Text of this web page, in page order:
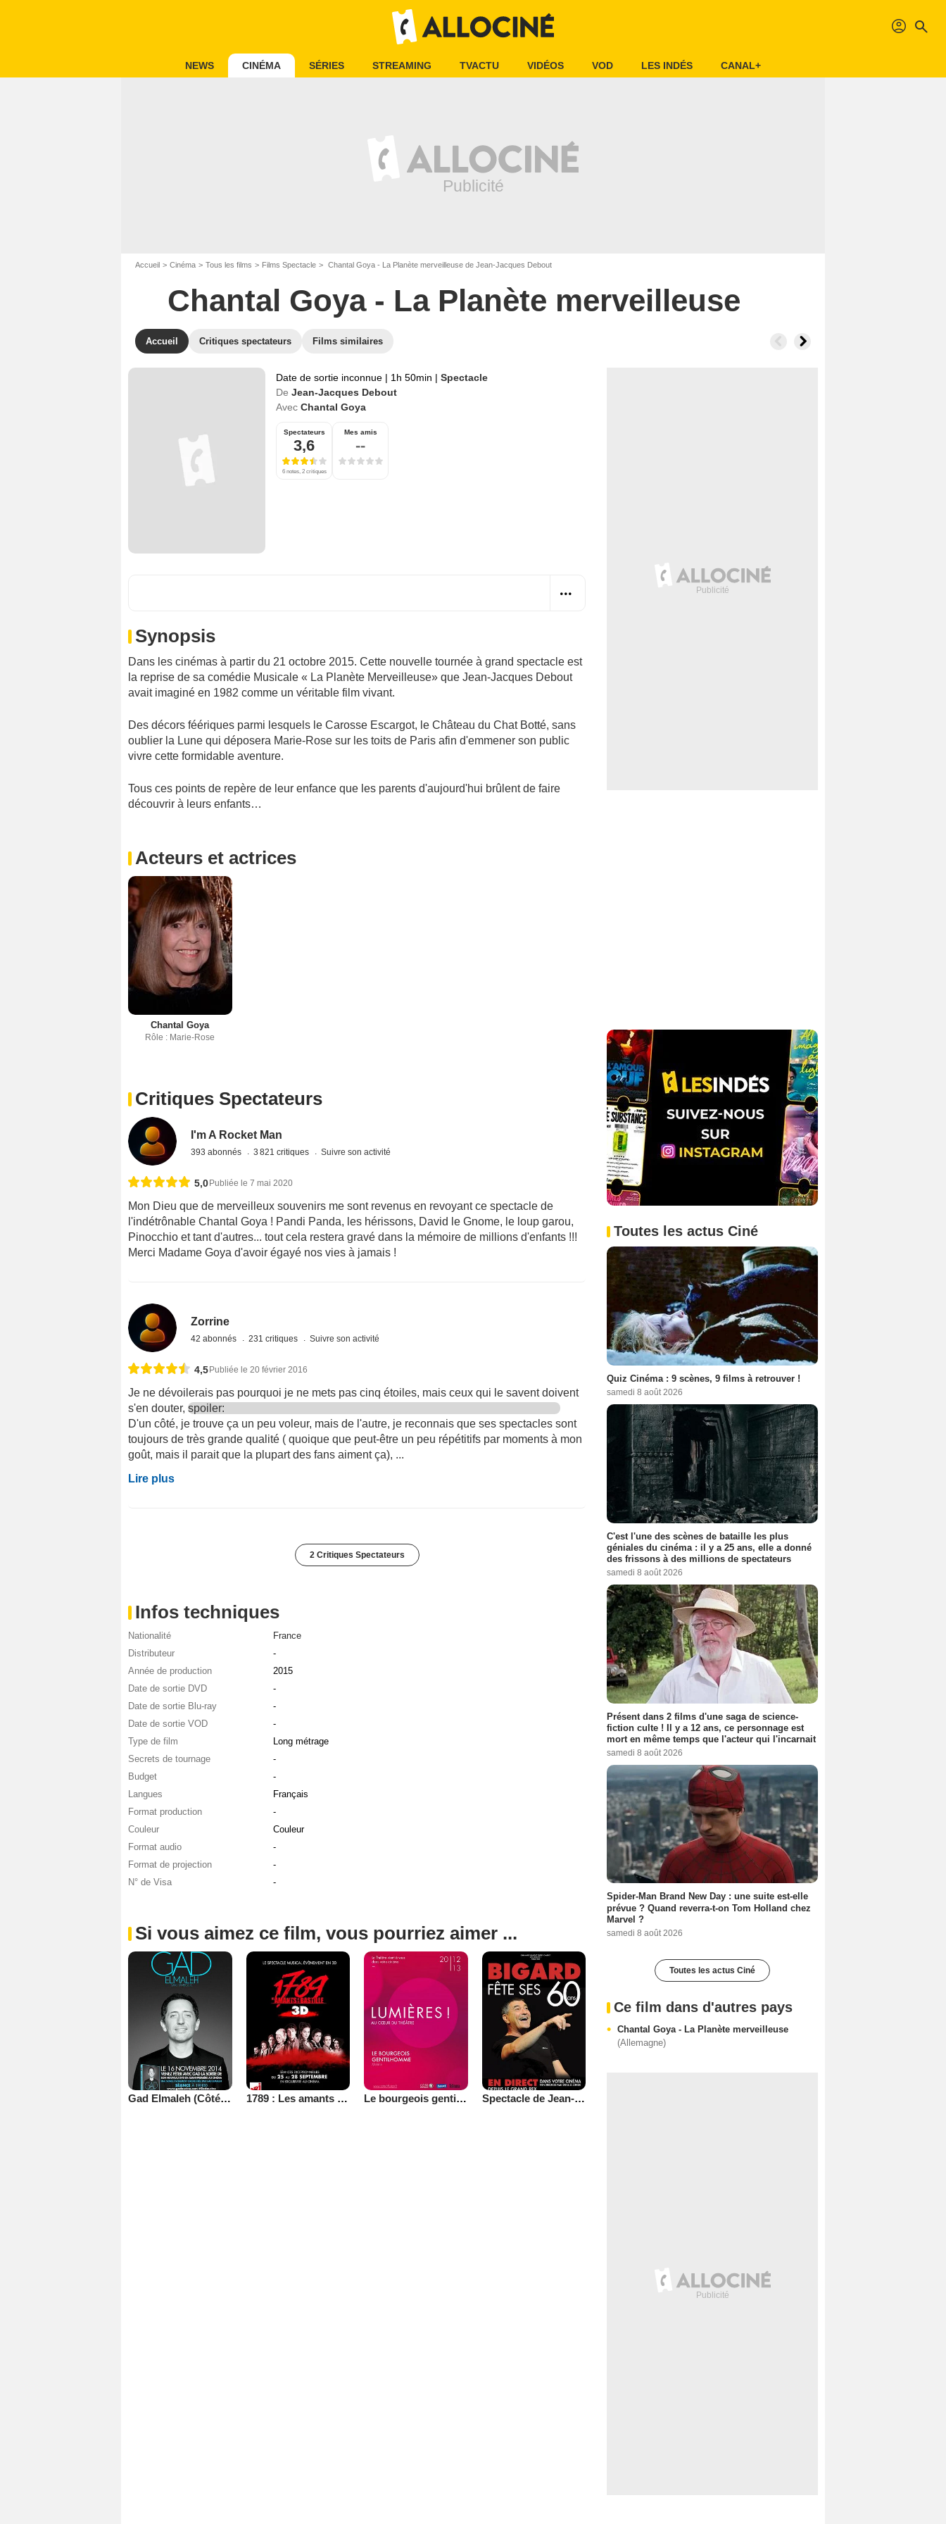
profil search
NEWS CINÉMA SÉRIES STREAMING TVACTU VIDÉOS VOD LES INDÉS CANAL+
Accueil Cinéma Tous les films Films Spectacle Chantal Goya - La Planète merveilleuse de Jean-Jacques Debout
Chantal Goya - La Planète merveilleuse
Accueil Critiques spectateurs Films similaires
Date de sortie inconnue | 1h 50min | Spectacle
De Jean-Jacques Debout
Avec Chantal Goya
Spectateurs
3,6
6 notes, 2 critiques
Mes amis
--
Synopsis
Dans les cinémas à partir du 21 octobre 2015. Cette nouvelle tournée à grand spectacle est
la reprise de sa comédie Musicale « La Planète Merveilleuse» que Jean-Jacques Debout
avait imaginé en 1982 comme un véritable film vivant.
Des décors féériques parmi lesquels le Carosse Escargot, le Château du Chat Botté, sans
oublier la Lune qui déposera Marie-Rose sur les toits de Paris afin d'emmener son public
vivre cette formidable aventure.
Tous ces points de repère de leur enfance que les parents d'aujourd'hui brûlent de faire
découvrir à leurs enfants…
Acteurs et actrices
Chantal Goya
Rôle : Marie-Rose
Critiques Spectateurs
I'm A Rocket Man
393 abonnés 3 821 critiques Suivre son activité
5,0 Publiée le 7 mai 2020
Mon Dieu que de merveilleux souvenirs me sont revenus en revoyant ce spectacle de
l'indétrônable Chantal Goya ! Pandi Panda, les hérissons, David le Gnome, le loup garou,
Pinocchio et tant d'autres... tout cela restera gravé dans la mémoire de millions d'enfants !!!
Merci Madame Goya d'avoir égayé nos vies à jamais !
Zorrine
42 abonnés 231 critiques Suivre son activité
4,5 Publiée le 20 février 2016
Je ne dévoilerais pas pourquoi je ne mets pas cinq étoiles, mais ceux qui le savent doivent
s'en douter, spoiler:
D'un côté, je trouve ça un peu voleur, mais de l'autre, je reconnais que ses spectacles sont
toujours de très grande qualité ( quoique que peut-être un peu répétitifs par moments à mon
goût, mais il parait que la plupart des fans aiment ça), ...
Lire plus
2 Critiques Spectateurs
Infos techniques
Nationalité
France
Distributeur
-
Année de production
2015
Date de sortie DVD
-
Date de sortie Blu-ray
-
Date de sortie VOD
-
Type de film
Long métrage
Secrets de tournage
-
Budget
-
Langues
Français
Format production
-
Couleur
Couleur
Format audio
-
Format de projection
-
N° de Visa
-
Si vous aimez ce film, vous pourriez aimer ...
Gad Elmaleh (Côté Diffusion) 1789 : Les amants de la Bastille (Pathé Live) Le bourgeois gentilhomme (Côté Diffusion) Spectacle de Jean-Marie Bigard (Côté Diffusion)
Toutes les actus Ciné
Quiz Cinéma : 9 scènes, 9 films à retrouver !
samedi 8 août 2026
C'est l'une des scènes de bataille les plus
géniales du cinéma : il y a 25 ans, elle a donné
des frissons à des millions de spectateurs
samedi 8 août 2026
Présent dans 2 films d'une saga de science-
fiction culte ! Il y a 12 ans, ce personnage est
mort en même temps que l'acteur qui l'incarnait
samedi 8 août 2026
Spider-Man Brand New Day : une suite est-elle
prévue ? Quand reverra-t-on Tom Holland chez
Marvel ?
samedi 8 août 2026
Toutes les actus Ciné
Ce film dans d'autres pays
Chantal Goya - La Planète merveilleuse
(Allemagne)